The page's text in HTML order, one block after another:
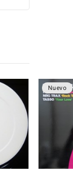
Nuevo